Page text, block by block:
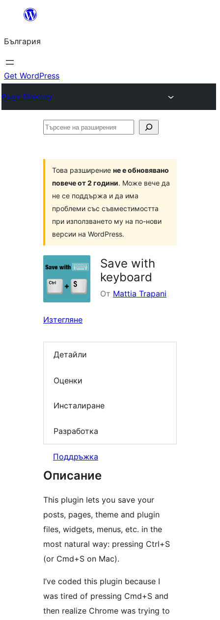
България
Get WordPress
Plugin Directory
Търсене
Това разширение не е обновявано
повече от 2 години. Може вече да
не се поддържа и да има
проблеми със съвместимостта
при използването му на по-нови
версии на WordPress.
Save with
keyboard
От Mattia Trapani
Изтегляне
Детайли
Оценки
Инсталиране
Разработка
Поддръжка
Описание
This plugin lets you save your
posts, pages, theme and plugin
files, widgets, menus, etc. in the
most natural way: pressing Ctrl+S
(or Cmd+S on Mac).
I’ve coded this plugin because I
was tired of pressing Cmd+S and
then realize Chrome was trying to